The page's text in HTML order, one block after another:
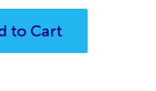
to Cart